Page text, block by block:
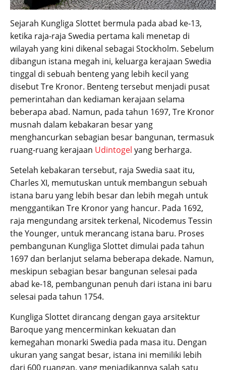
Sejarah Kungliga Slottet bermula pada abad ke-13,
ketika raja-raja Swedia pertama kali menetap di
wilayah yang kini dikenal sebagai Stockholm. Sebelum
dibangun istana megah ini, keluarga kerajaan Swedia
tinggal di sebuah benteng yang lebih kecil yang
disebut Tre Kronor. Benteng tersebut menjadi pusat
pemerintahan dan kediaman kerajaan selama
beberapa abad. Namun, pada tahun 1697, Tre Kronor
musnah dalam kebakaran besar yang
menghancurkan sebagian besar bangunan, termasuk
ruang-ruang kerajaan Udintogel yang berharga.
Setelah kebakaran tersebut, raja Swedia saat itu,
Charles XI, memutuskan untuk membangun sebuah
istana baru yang lebih besar dan lebih megah untuk
menggantikan Tre Kronor yang hancur. Pada 1692,
raja mengundang arsitek terkenal, Nicodemus Tessin
the Younger, untuk merancang istana baru. Proses
pembangunan Kungliga Slottet dimulai pada tahun
1697 dan berlanjut selama beberapa dekade. Namun,
meskipun sebagian besar bangunan selesai pada
abad ke-18, pembangunan penuh dari istana ini baru
selesai pada tahun 1754.
Kungliga Slottet dirancang dengan gaya arsitektur
Baroque yang mencerminkan kekuatan dan
kemegahan monarki Swedia pada masa itu. Dengan
ukuran yang sangat besar, istana ini memiliki lebih
dari 600 ruangan, yang menjadikannya salah satu